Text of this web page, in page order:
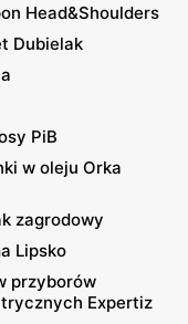
Head&Shoulders
Dubielak
PiB
w oleju Orka
zagrodowy
Lipsko
przyborów
Expertiz